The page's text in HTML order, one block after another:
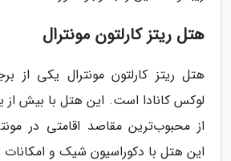
هتل ریتز کارلتون مونترال
هتل ریتز کارلتون مونترال یکی از
لوکس کانادا است. این هتل با بیش
از محبوب‌ترین مقاصد اقامتی در
این هتل با دکوراسیون شیک و